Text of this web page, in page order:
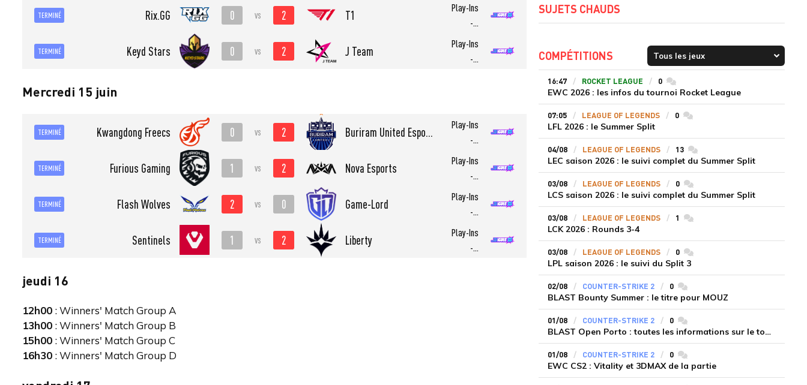
TERMINÉ Rix.GG 0 vs 2 T1
Play-Ins
-...
TERMINÉ Keyd Stars 0 vs 2 J Team
Play-Ins
-...
Mercredi 15 juin
TERMINÉ Kwangdong Freecs 0 vs 2 Buriram United Esports
Play-Ins
-...
TERMINÉ Furious Gaming 1 vs 2 Nova Esports
Play-Ins
-...
TERMINÉ Flash Wolves 2 vs 0 Game-Lord
Play-Ins
-...
TERMINÉ Sentinels 1 vs 2 Liberty
Play-Ins
-...
jeudi 16
12h00 : Winners' Match Group A
13h00 : Winners' Match Group B
15h00 : Winners' Match Group C
16h30 : Winners' Match Group D
SUJETS CHAUDS
COMPÉTITIONS
16:47 ROCKET LEAGUE 0commentaires
EWC 2026 : les infos du tournoi Rocket League
07:05 LEAGUE OF LEGENDS 0commentaires
LFL 2026 : le Summer Split
04/08 LEAGUE OF LEGENDS 13commentaires
LEC saison 2026 : le suivi complet du Summer Split
03/08 LEAGUE OF LEGENDS 0commentaires
LCS saison 2026 : le suivi complet du Summer Split
03/08 LEAGUE OF LEGENDS 1 commentaires
LCK 2026 : Rounds 3-4
03/08 LEAGUE OF LEGENDS 0commentaires
LPL saison 2026 : le suivi du Split 3
02/08 COUNTER-STRIKE 2 0commentaires
BLAST Bounty Summer : le titre pour MOUZ
01/08 COUNTER-STRIKE 2 0commentaires
BLAST Open Porto : toutes les informations sur le tournoi
01/08 COUNTER-STRIKE 2 0commentaires
EWC CS2 : Vitality et 3DMAX de la partie